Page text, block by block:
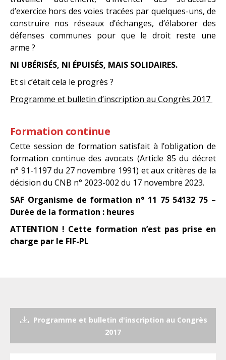
d’exercice hors des voies tracées par quelques-uns, de
construire nos réseaux d’échanges, d’élaborer des
défenses communes pour que le droit reste une
arme ?
NI UBÉRISÉS, NI ÉPUISÉS, MAIS SOLIDAIRES.
Et si c’était cela le progrès ?
Programme et bulletin d’inscription au Congrès 2017
Formation continue
Cette session de formation satisfait à l’obligation de
formation continue des avocats (Article 85 du décret
n° 91-1197 du 27 novembre 1991) et aux critères de la
décision du CNB n° 2023-002 du 17 novembre 2023.
SAF Organisme de formation n° 11 75 54132 75 –
Durée de la formation : heures
ATTENTION ! Cette formation n’est pas prise en
charge par le FIF-PL
Programme et bulletin d'inscription au Congrès
2017